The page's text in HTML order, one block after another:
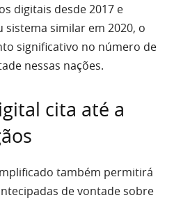
digitais desde 2017 e
similar em 2020, o
significativo no número de
nessas nações.
cita até a
também permitirá
de vontade sobre